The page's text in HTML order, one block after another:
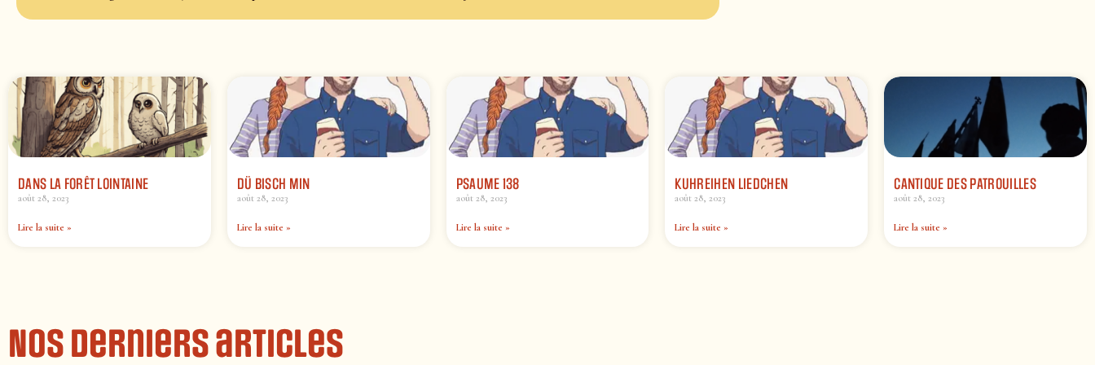
DANS LA FORÊT LOINTAINE
août 28, 2023
Lire la suite »
DÜ BISCH MIN
août 28, 2023
Lire la suite »
PSAUME 138
août 28, 2023
Lire la suite »
KUHREIHEN LIEDCHEN
août 28, 2023
Lire la suite »
CANTIQUE DES PATROUILLES
août 28, 2023
Lire la suite »
Nos derniers articles